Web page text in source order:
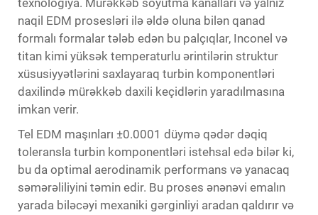
texnologiya. Mürəkkəb soyutma kanalları və yalnız
naqil EDM prosesləri ilə əldə oluna bilən qanad
formalı formalar tələb edən bu palçıqlar, Inconel və
titan kimi yüksək temperaturlu ərintilərin struktur
xüsusiyyətlərini saxlayaraq turbin komponentləri
daxilində mürəkkəb daxili keçidlərin yaradılmasına
imkan verir.
Tel EDM maşınları ±0.0001 düymə qədər dəqiq
toleransla turbin komponentləri istehsal edə bilər ki,
bu da optimal aerodinamik performans və yanacaq
səmərəliliyini təmin edir. Bu proses ənənəvi emalın
yarada biləcəyi mexaniki gərginliyi aradan qaldırır və